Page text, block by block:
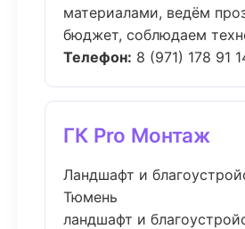
материалами, ведём
бюджет, соблюдаем
Телефон: 8 (971) 178 91
ГК Pro Монтаж
Ландшафт и
Тюмень
ландшафт и